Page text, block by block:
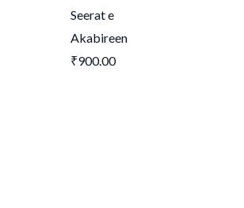
Seerat e
Akabireen
₹900.00